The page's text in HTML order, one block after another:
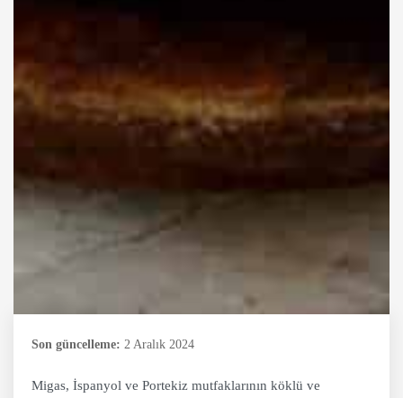
Son güncelleme: 2 Aralık 2024
Migas, İspanyol ve Portekiz mutfaklarının köklü ve